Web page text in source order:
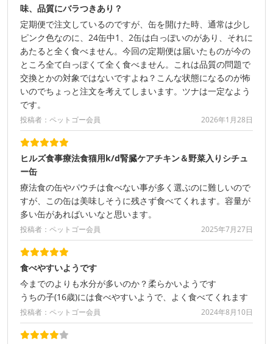
味、品質にバラつきあり？
定期便で注文しているのですが、缶を開けた時、通常は少し
ピンク色なのに、24缶中1、2缶は白っぽいのがあり、それに
あたると全く食べません。今回の定期便は届いたものが今の
ところ全て白っぽくて全く食べません。これは品質の問題で
交換とかの対象ではないですよね？こんな状態になるのが怖
いのでちょっと注文を考えてしまいます。ツナは一定なよう
です。
投稿者：ペットゴー会員 2026年1月28日
ヒルズ食事療法食猫用k/d腎臓ケアチキン＆野菜入りシチュ
ー缶
療法食の缶やパウチは食べない事が多く選ぶのに難しいので
すが、この缶は美味しそうに残さず食べてくれます。容量が
多い缶があればいいなと思います。
投稿者：ペットゴー会員 2025年7月27日
食べやすいようです
今までのよりも水分が多いのか？柔らかいようです
うちの子(16歳)には食べやすいようで、よく食べてくれます
投稿者：ペットゴー会員 2024年8月10日